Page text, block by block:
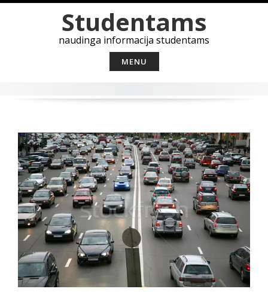
to
content
Studentams
naudinga informacija studentams
MENU